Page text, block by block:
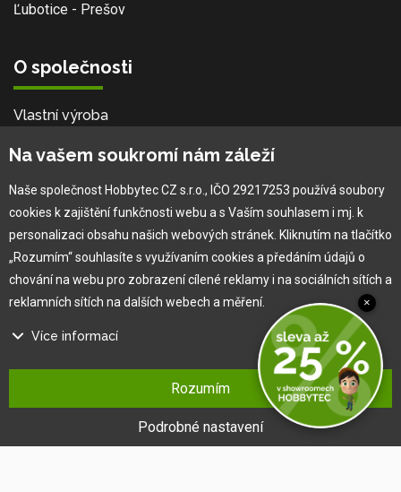
Ľubotice - Prešov
O společnosti
Vlastní výroba
O nás
Pro zákazníka
Obchodní podmínky
Věrnostní program
Jak na reklamaci
Výprodej
Na vašem soukromí nám záleží
Naše společnost Hobbytec CZ s.r.o., IČO 29217253 používá soubory
cookies k zajištění funkčnosti webu a s Vaším souhlasem i mj. k
personalizaci obsahu našich webových stránek. Kliknutím na tlačítko
„Rozumím“ souhlasíte s využívaním cookies a předáním údajů o
chování na webu pro zobrazení cílené reklamy i na sociálních sítích a
reklamních sítích na dalších webech a měření.
Více informací
Na našem webu používáme několik druhů kategorií cookies:
Ty jsou nezbytně nutné pro fungování webu a jeho funkcí, které se
rozhodnete využívat. Bez nich by náš web nefungoval, např. by nebylo
Rozumím
Podrobné nastavení
×